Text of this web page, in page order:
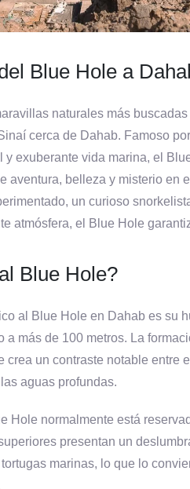
Blue Hole a
naturales más
cerca de Dahab. Famoso
y exuberante vida marina, el
aventura, belleza y misterio en
un curioso
atmósfera, el Blue Hole
Blue Hole?
al Blue Hole en Dahab es su
a más de 100 metros. La
crea un contraste notable entre
aguas profundas.
Hole normalmente está
presentan un
marinas, lo que lo